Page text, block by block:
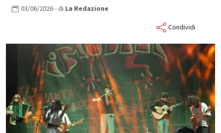
03/06/2026- di La Redazione
Condividi